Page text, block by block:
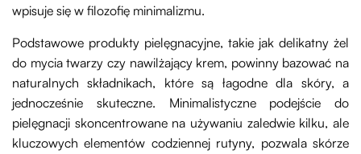
wpisuje się w filozofię minimalizmu.
Podstawowe produkty pielęgnacyjne, takie jak delikatny żel
do mycia twarzy czy nawilżający krem, powinny bazować na
naturalnych składnikach, które są łagodne dla skóry, a
jednocześnie skuteczne. Minimalistyczne podejście do
pielęgnacji skoncentrowane na używaniu zaledwie kilku, ale
kluczowych elementów codziennej rutyny, pozwala skórze